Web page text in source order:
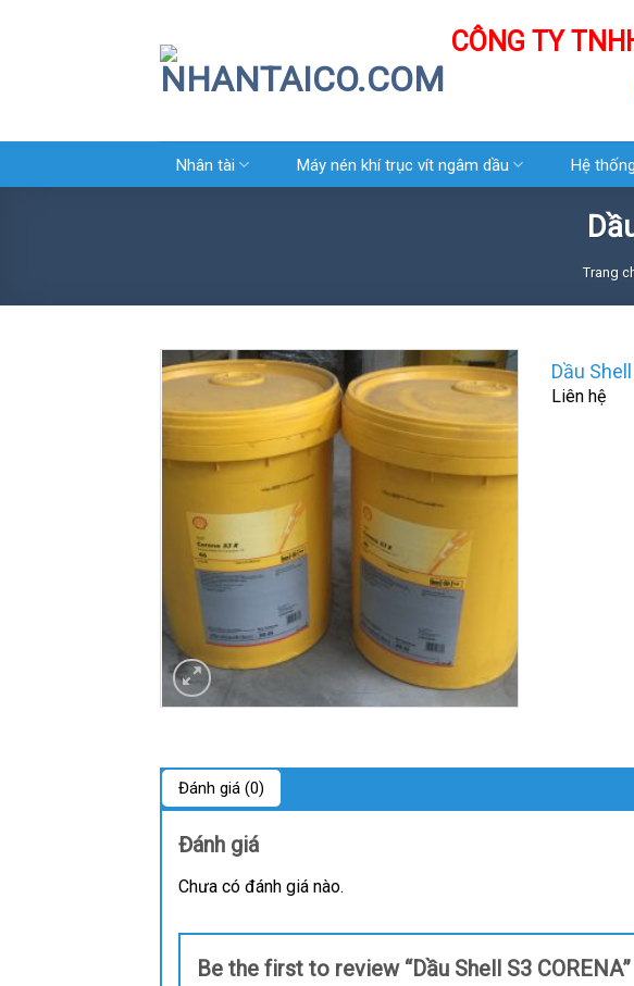
CÔNG TY
Nhân tài Máy nén khí trục vít ngâm dầu Hệ
Trang
Dầu
Liên hệ
Đánh giá (0)
Đánh giá
Chưa có đánh giá nào.
Be the first to review “Dầu Shell S3 CORENA”